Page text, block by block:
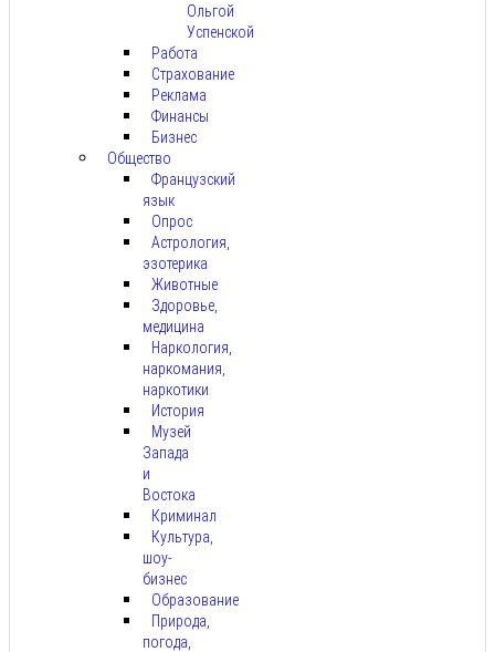
Ольгой
Успенской
Работа
Страхование
Реклама
Финансы
Бизнес
Общество
Французский
язык
Опрос
Астрология,
эзотерика
Животные
Здоровье,
медицина
Наркология,
наркомания,
наркотики
История
Музей
Запада
и
Востока
Криминал
Культура,
шоу-
бизнес
Образование
Природа,
погода,